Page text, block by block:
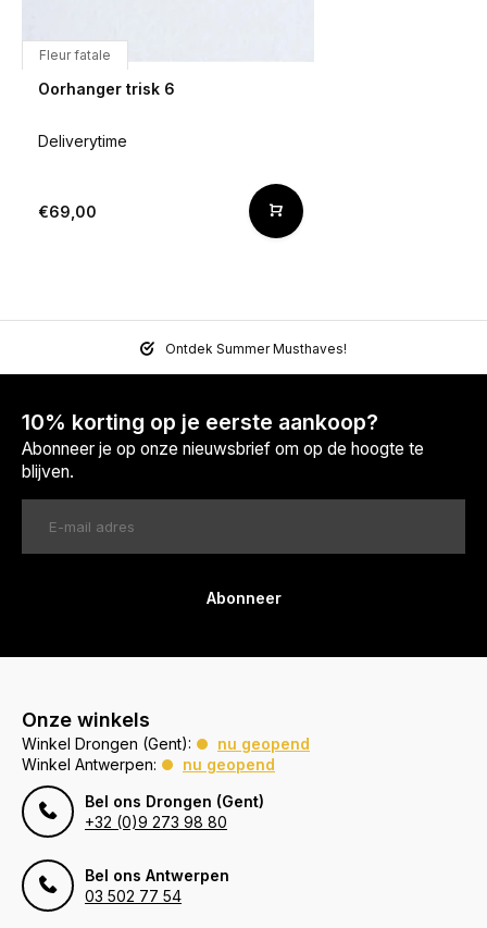
Fleur fatale
Oorhanger trisk 6
Deliverytime
€69,00
Ontdek Summer Musthaves!
10% korting op je eerste aankoop?
Abonneer je op onze nieuwsbrief om op de hoogte te
blijven.
Abonneer
Onze winkels
Winkel Drongen (Gent):
nu geopend
Winkel Antwerpen:
nu geopend
Bel ons Drongen (Gent)
+32 (0)9 273 98 80
Bel ons Antwerpen
03 502 77 54